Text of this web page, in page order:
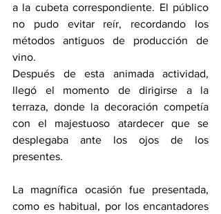
a la cubeta correspondiente. El público
no pudo evitar reír, recordando los
métodos antiguos de producción de
vino.
Después de esta animada actividad,
llegó el momento de dirigirse a la
terraza, donde la decoración competía
con el majestuoso atardecer que se
desplegaba ante los ojos de los
presentes.
La magnífica ocasión fue presentada,
como es habitual, por los encantadores